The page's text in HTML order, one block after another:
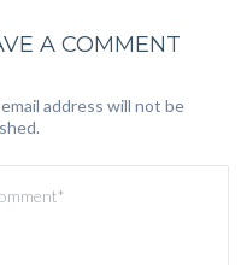
A COMMENT
address will not be